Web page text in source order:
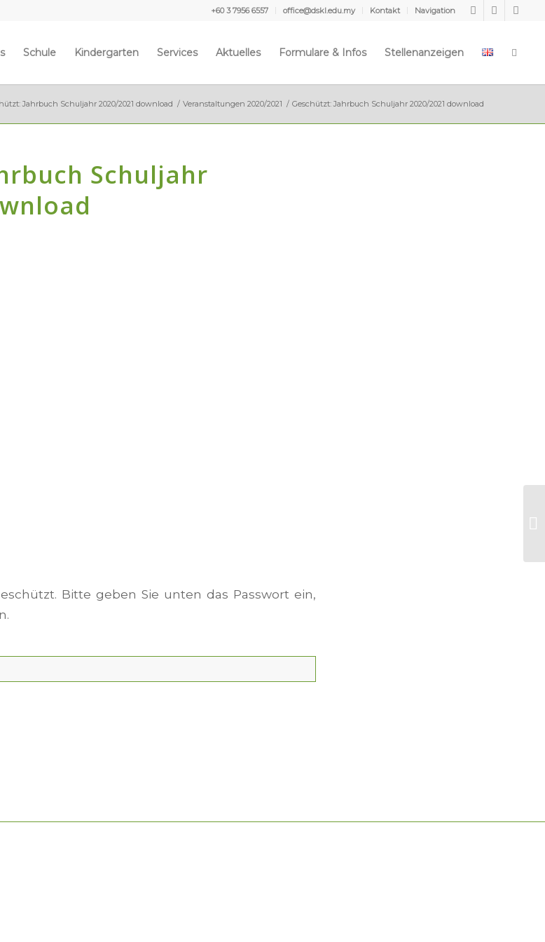
+60 3 7956 6557 office@dskl.edu.my Kontakt Navigation
Schule Kindergarten Services Aktuelles Formulare & Infos Stellenanzeigen
Jahrbuch Schuljahr 2020/2021 download / Veranstaltungen 2020/2021 / Geschützt: Jahrbuch Schuljahr 2020/2021 download
Schuljahr
Bitte geben Sie unten das Passwort ein,